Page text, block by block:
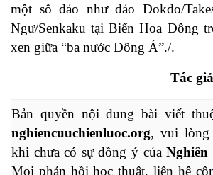
một số đảo như đảo Dokdo/
Ngư/Senkaku tại Biển Hoa Đông
xen giữa “ba nước Đông Á”./.
Tác
nghiencuuchienluoc.org, vui lòng
khi chưa có sự đồng ý của Nghiên
Mọi phản hồi học thuật, liên hệ